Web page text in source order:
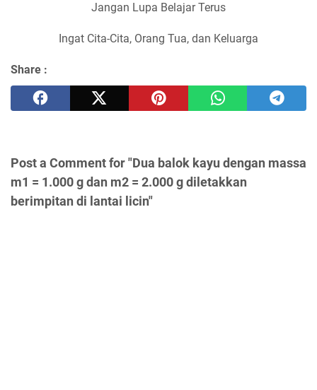
Jangan Lupa Belajar Terus
Ingat Cita-Cita, Orang Tua, dan Keluarga
Share :
Post a Comment for "Dua balok kayu dengan massa
m1 = 1.000 g dan m2 = 2.000 g diletakkan
berimpitan di lantai licin"